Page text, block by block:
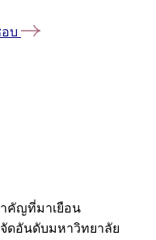
บ
คัญที่มาเยือน
ดอันดับมหาวิทยาลัย